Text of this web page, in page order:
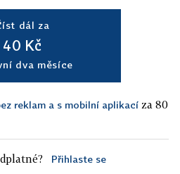
dál za
40 Kč
dva měsíce
reklam a s mobilní aplikací za 80
Přihlaste se